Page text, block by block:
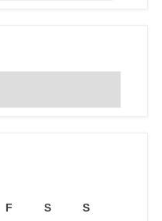
F S S